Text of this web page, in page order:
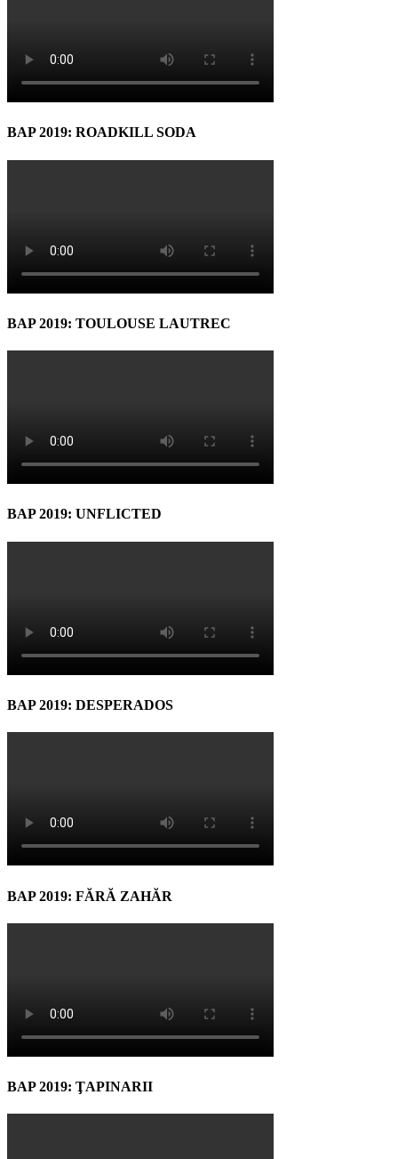
BAP 2019: ROADKILL SODA
BAP 2019: TOULOUSE LAUTREC
BAP 2019: UNFLICTED
BAP 2019: DESPERADOS
BAP 2019: FĂRĂ ZAHĂR
BAP 2019: ŢAPINARII